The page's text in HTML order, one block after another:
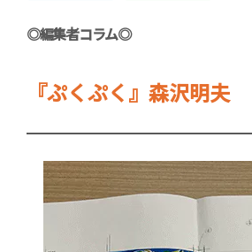
◎編集者コラム◎
『ぷくぷく』森沢明夫